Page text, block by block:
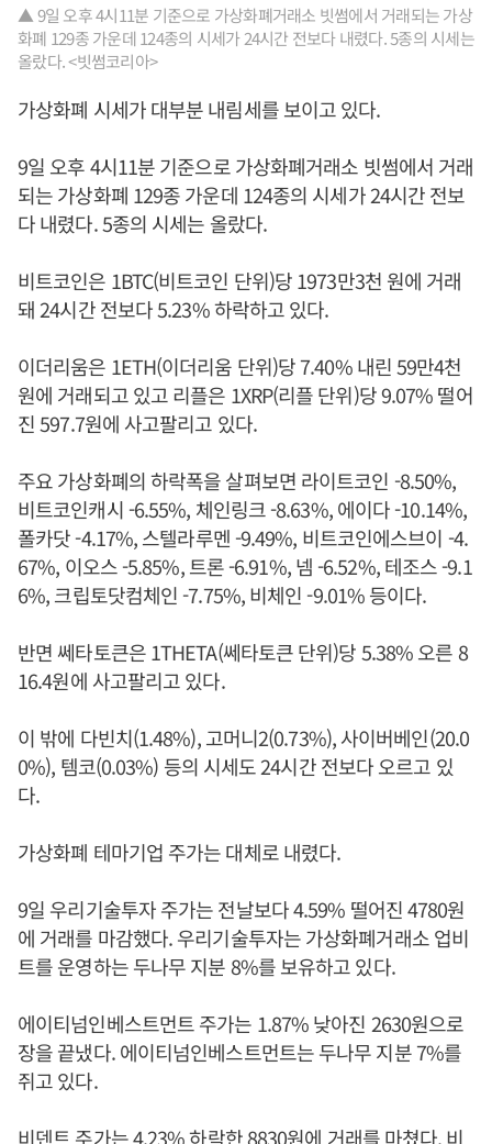
▲ 9일 오후 4시11분 기준으로 가상화폐거래소 빗썸에서 거래되는 가상
화폐 129종 가운데 124종의 시세가 24시간 전보다 내렸다. 5종의 시세는
올랐다. <빗썸코리아>
가상화폐 시세가 대부분 내림세를 보이고 있다.
9일 오후 4시11분 기준으로 가상화폐거래소 빗썸에서 거래
되는 가상화폐 129종 가운데 124종의 시세가 24시간 전보
다 내렸다. 5종의 시세는 올랐다.
비트코인은 1BTC(비트코인 단위)당 1973만3천 원에 거래
돼 24시간 전보다 5.23% 하락하고 있다.
이더리움은 1ETH(이더리움 단위)당 7.40% 내린 59만4천
원에 거래되고 있고 리플은 1XRP(리플 단위)당 9.07% 떨어
진 597.7원에 사고팔리고 있다.
주요 가상화폐의 하락폭을 살펴보면 라이트코인 -8.50%,
비트코인캐시 -6.55%, 체인링크 -8.63%, 에이다 -10.14%,
폴카닷 -4.17%, 스텔라루멘 -9.49%, 비트코인에스브이 -4.
67%, 이오스 -5.85%, 트론 -6.91%, 넴 -6.52%, 테조스 -9.1
6%, 크립토닷컴체인 -7.75%, 비체인 -9.01% 등이다.
반면 쎄타토큰은 1THETA(쎄타토큰 단위)당 5.38% 오른 8
16.4원에 사고팔리고 있다.
이 밖에 다빈치(1.48%), 고머니2(0.73%), 사이버베인(20.0
0%), 템코(0.03%) 등의 시세도 24시간 전보다 오르고 있
다.
가상화폐 테마기업 주가는 대체로 내렸다.
9일 우리기술투자 주가는 전날보다 4.59% 떨어진 4780원
에 거래를 마감했다. 우리기술투자는 가상화폐거래소 업비
트를 운영하는 두나무 지분 8%를 보유하고 있다.
에이티넘인베스트먼트 주가는 1.87% 낮아진 2630원으로
장을 끝냈다. 에이티넘인베스트먼트는 두나무 지분 7%를
쥐고 있다.
비덴트 주가는 4.23% 하락한 8830원에 거래를 마쳤다. 비